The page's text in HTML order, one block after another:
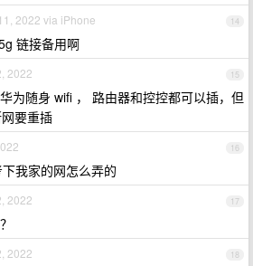
14
2022 via iPhone
链接备用啊
15
2022
为随身 wifi ， 路由器和控控都可以插，但
要重插
16
我家的网怎么弄的
17
2022
18
2022